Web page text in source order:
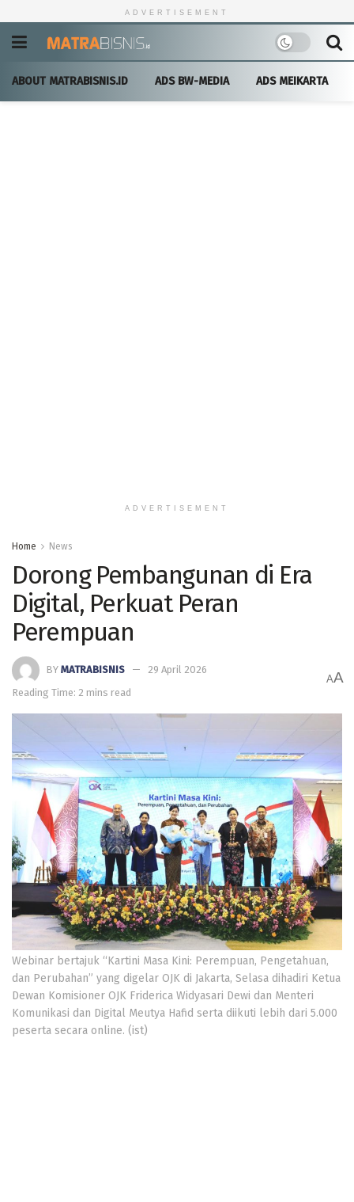
ADVERTISEMENT
ABOUT MATRABISNIS.ID ADS BW-MEDIA ADS MEIKARTA
ADVERTISEMENT
Home News
Dorong Pembangunan di Era
Digital, Perkuat Peran
Perempuan
BY MATRABISNIS
29 April 2026
Reading Time: 2 mins read
AA
Webinar bertajuk “Kartini Masa Kini: Perempuan, Pengetahuan,
dan Perubahan” yang digelar OJK di Jakarta, Selasa dihadiri Ketua
Dewan Komisioner OJK Friderica Widyasari Dewi dan Menteri
Komunikasi dan Digital Meutya Hafid serta diikuti lebih dari 5.000
peserta secara online. (ist)